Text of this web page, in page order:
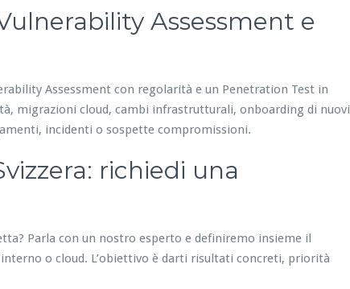
Assessment e
Assessment con regolarità e un Penetration Test in
migrazioni cloud, cambi infrastrutturali, onboarding di nuovi
incidenti o sospette compromissioni.
richiedi una
Parla con un nostro esperto e definiremo insieme il
o cloud. L’obiettivo è darti risultati concreti, priorità